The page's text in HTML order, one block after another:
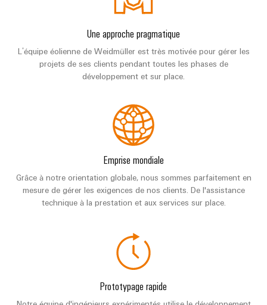
Une approche pragmatique
L’équipe éolienne de Weidmüller est très motivée pour gérer les
projets de ses clients pendant toutes les phases de
développement et sur place.
Emprise mondiale
Grâce à notre orientation globale, nous sommes parfaitement en
mesure de gérer les exigences de nos clients. De l'assistance
technique à la prestation et aux services sur place.
Prototypage rapide